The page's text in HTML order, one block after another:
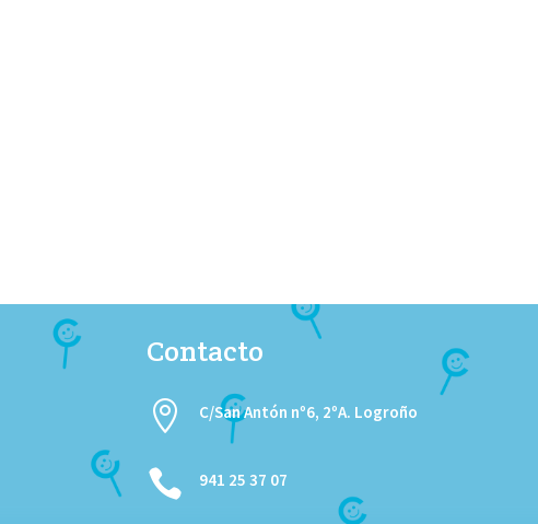
Contacto
 C/San Antón nº6, 2ºA. Logroño
 941 25 37 07